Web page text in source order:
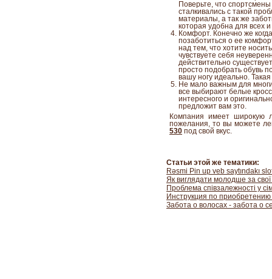
Поверьте, что
сталкивались с такой
материалы, а так же
которая удобна для всех
Комфорт. Конечно же
позаботиться о ее
над тем, что хотите
чувствуете себя
действительно
просто подобрать обувь
вашу ногу идеально.
Не мало важным для
все выбирают белые
интересного и
предложит вам это.
Компания имеет широкую
пожелания, то вы можете
530 под свой вкус.
Статьи этой же тематики:
Rəsmi Pin up veb saytındakı
Як виглядати молодше за
Проблема співзалежності у
Инструкция по приобретению
Забота о волосах - забота о